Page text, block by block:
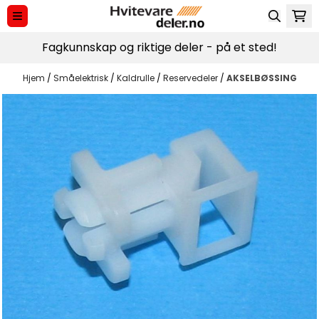
Hopp til innhold
Fagkunnskap og riktige deler - på et sted!
Hjem / Småelektrisk / Kaldrulle / Reservedeler / AKSELBØSSING